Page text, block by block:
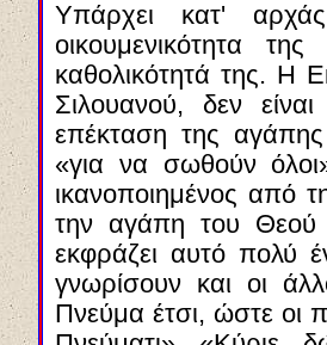
Υπάρχει κατ'
οικουμενικότητα
καθολικότητά της. Η
Σιλουανού, δεν
επέκταση της
«για να σωθούν
ικανοποιημένος από
την αγάπη του Θεού
εκφράζει αυτό πολύ
γνωρίσουν και οι
Πνεύμα έτσι, ώστε οι